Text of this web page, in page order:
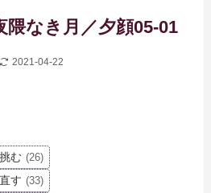
隈なき月／夕顔05-01
2021-04-22
む (26)
す (33)